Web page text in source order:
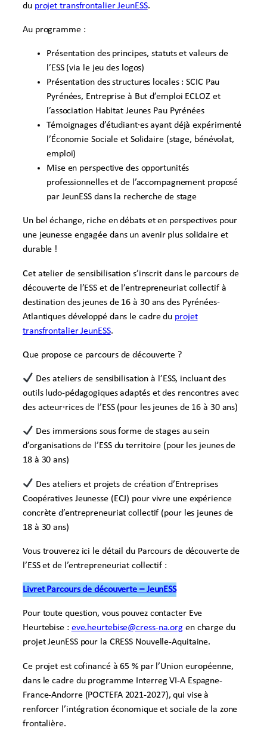
du projet transfrontalier JeunESS.
Au programme :
Présentation des principes, statuts et valeurs de
l’ESS (via le jeu des logos)
Présentation des structures locales : SCIC Pau
Pyrénées, Entreprise à But d’emploi ECLOZ et
l’association Habitat Jeunes Pau Pyrénées
Témoignages d’étudiant·es ayant déjà expérimenté
l’Économie Sociale et Solidaire (stage, bénévolat,
emploi)
Mise en perspective des opportunités
professionnelles et de l’accompagnement proposé
par JeunESS dans la recherche de stage
Un bel échange, riche en débats et en perspectives pour
une jeunesse engagée dans un avenir plus solidaire et
durable !
Cet atelier de sensibilisation s’inscrit dans le parcours de
découverte de l’ESS et de l’entrepreneuriat collectif à
destination des jeunes de 16 à 30 ans des Pyrénées-
Atlantiques développé dans le cadre du projet
transfrontalier JeunESS.
Que propose ce parcours de découverte ?
Des ateliers de sensibilisation à l’ESS, incluant des
outils ludo-pédagogiques adaptés et des rencontres avec
des acteur·rices de l’ESS (pour les jeunes de 16 à 30 ans)
Des immersions sous forme de stages au sein
d’organisations de l’ESS du territoire (pour les jeunes de
18 à 30 ans)
Des ateliers et projets de création d’Entreprises
Coopératives Jeunesse (ECJ) pour vivre une expérience
concrète d’entrepreneuriat collectif (pour les jeunes de
18 à 30 ans)
Vous trouverez ici le détail du Parcours de découverte de
l’ESS et de l’entrepreneuriat collectif :
Livret Parcours de découverte – JeunESS
Pour toute question, vous pouvez contacter Eve
Heurtebise : eve.heurtebise@cress-na.org en charge du
projet JeunESS pour la CRESS Nouvelle-Aquitaine.
Ce projet est cofinancé à 65 % par l’Union européenne,
dans le cadre du programme Interreg VI-A Espagne-
France-Andorre (POCTEFA 2021-2027), qui vise à
renforcer l’intégration économique et sociale de la zone
frontalière.